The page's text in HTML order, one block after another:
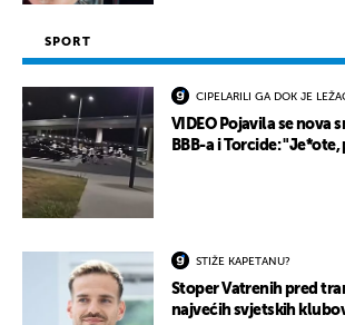
SPORT
CIPELARILI GA DOK JE
VIDEO Pojavila se nova
BBB-a i Torcide:
STIŽE KAPETANU?
Stoper Vatrenih pred
najvećih svjetskih